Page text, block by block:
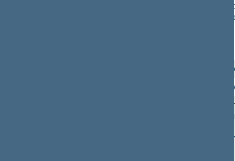
Lietuvos
70-ųjų
Dienos
Seimo
sesijos